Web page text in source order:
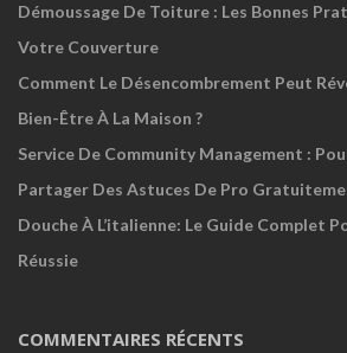
Démoussage De Toiture : Les Bonnes
Votre Couverture
Comment Le Désencombrement Peut
Bien-Être À La Maison ?
Service De Community Management :
Partager Des Astuces De Pro
Douche À L’italienne: Le Guide Complet
Réussie
COMMENTAIRES RÉCENTS